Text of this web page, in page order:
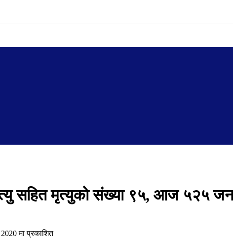
सहित मृत्युको संख्या ९५, आज ५२५
मा प्रकाशित